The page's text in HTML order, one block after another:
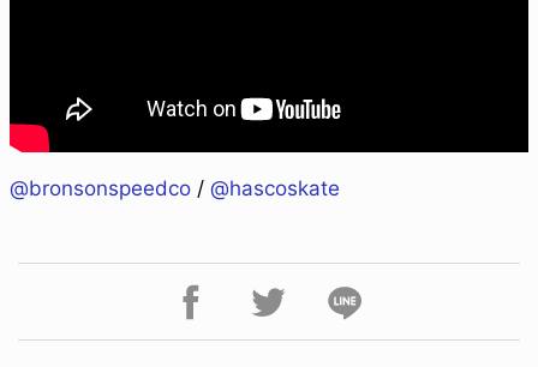
@bronsonspeedco / @hascoskate